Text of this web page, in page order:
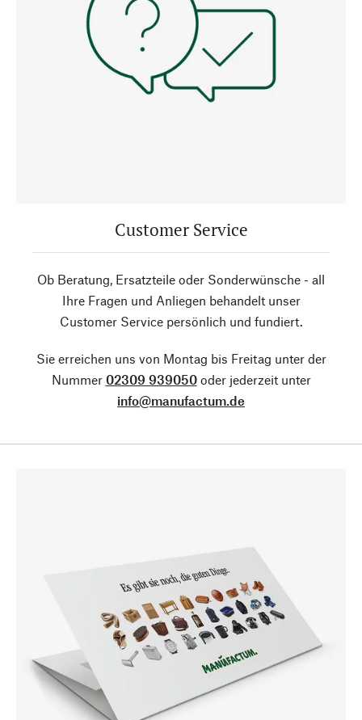
Customer Service
Ob Beratung, Ersatzteile oder Sonderwünsche - all
Ihre Fragen und Anliegen behandelt unser
Customer Service persönlich und fundiert.
Sie erreichen uns von Montag bis Freitag unter der
Nummer 02309 939050oder jederzeit unter
info@manufactum.de